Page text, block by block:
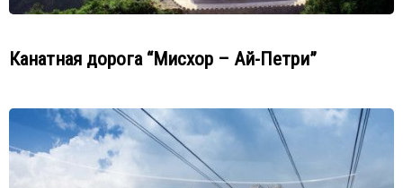
Канатная дорога “Мисхор – Ай-Петри”